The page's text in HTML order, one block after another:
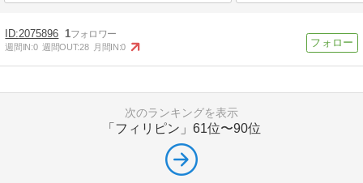
2075896 1
週間IN:0 週間OUT:28 月間IN:0
次のランキングを表示
「フィリピン」 61位〜90位